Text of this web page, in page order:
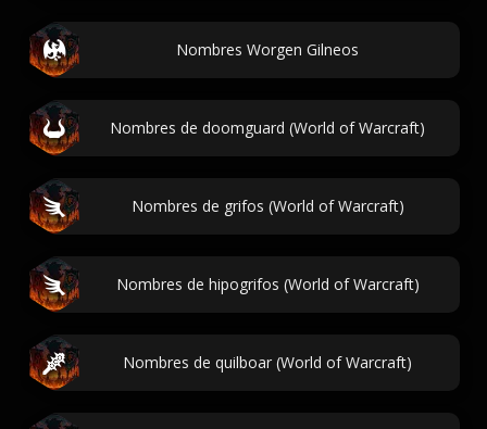
Nombres Worgen Gilneos
Nombres de doomguard (World of Warcraft)
Nombres de grifos (World of Warcraft)
Nombres de hipogrifos (World of Warcraft)
Nombres de quilboar (World of Warcraft)